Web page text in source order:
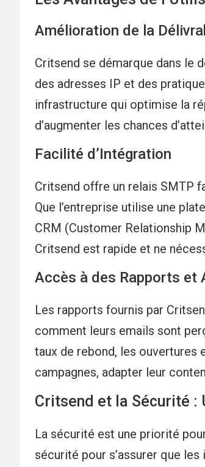
Amélioration de la
Critsend se démarque dans le
des adresses IP et des
infrastructure qui optimise la
d’augmenter les chances
Facilité d’Intégration
Critsend offre un relais SMTP
Que l’entreprise utilise une
CRM (Customer Relationship
Critsend est rapide et ne
Accès à des Rapports et
Les rapports fournis par
comment leurs emails sont
taux de rebond, les ouvertures
campagnes, adapter leur
Critsend et la Sécurité :
La sécurité est une priorité
sécurité pour s’assurer que